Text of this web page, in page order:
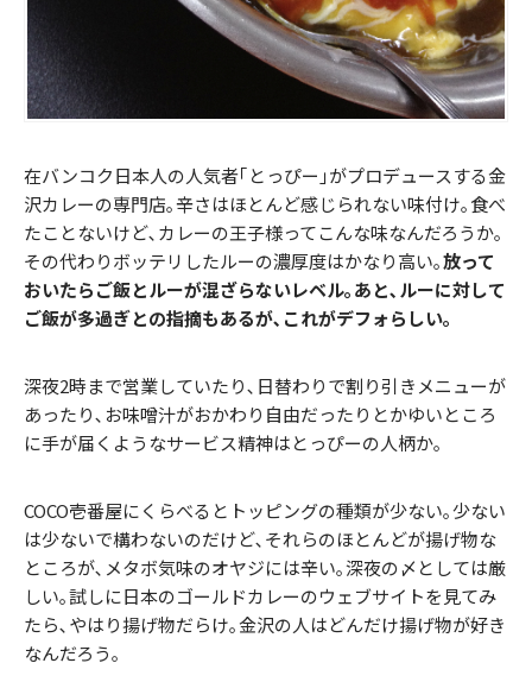
在バンコク日本人の人気者｢とっぴー｣がプロデュースする金
沢カレーの専門店｡辛さはほとんど感じられない味付け｡食べ
たことないけど､カレーの王子様ってこんな味なんだろうか｡
その代わりボッテリしたルーの濃厚度はかなり高い｡放って
おいたらご飯とルーが混ざらないレベル｡あと､ルーに対して
ご飯が多過ぎとの指摘もあるが､これがデフォらしい｡
深夜2時まで営業していたり､日替わりで割り引きメニューが
あったり､お味噌汁がおかわり自由だったりとかゆいところ
に手が届くようなサービス精神はとっぴーの人柄か｡
COCO壱番屋にくらべるとトッピングの種類が少ない｡少ない
は少ないで構わないのだけど､それらのほとんどが揚げ物な
ところが､メタボ気味のオヤジには辛い｡深夜の〆としては厳
しい｡試しに日本のゴールドカレーのウェブサイトを見てみ
たら､やはり揚げ物だらけ｡金沢の人はどんだけ揚げ物が好き
なんだろう｡